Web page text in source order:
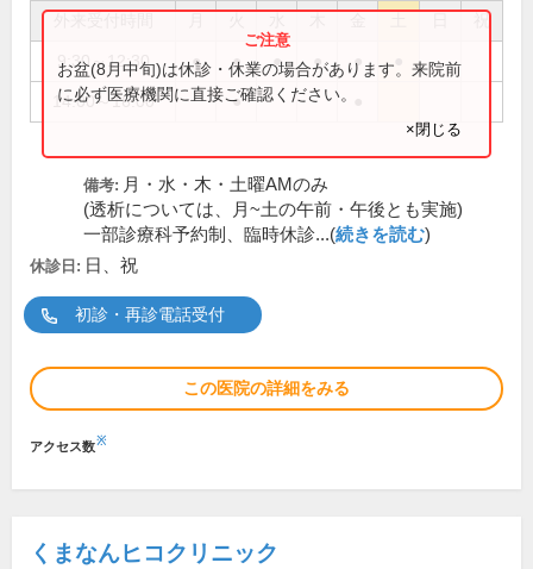
祝
9:30～12:30 ● ● ● ● ●
14:00～16:00 ●
お盆(8月中旬)は休診・休業の場合があります。来院前
に必ず医療機関に直接ご確認ください。
×閉じる
備考: 月・水・木・土曜AMのみ
(透析については、月~土の午前・午後とも実施)
一部診療科予約制、臨時休診...(続きを読む)
休診日: 日、祝
初診・再診電話受付
この医院の詳細をみる
アクセス数※
くまなんヒコクリニック